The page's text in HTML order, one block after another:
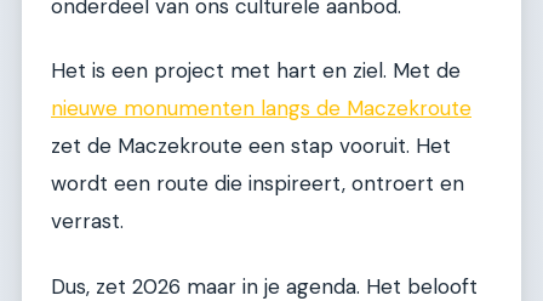
onderdeel van ons culturele aanbod.
Het is een project met hart en ziel. Met de
nieuwe monumenten langs de Maczekroute
zet de Maczekroute een stap vooruit. Het
wordt een route die inspireert, ontroert en
verrast.
Dus, zet 2026 maar in je agenda. Het belooft